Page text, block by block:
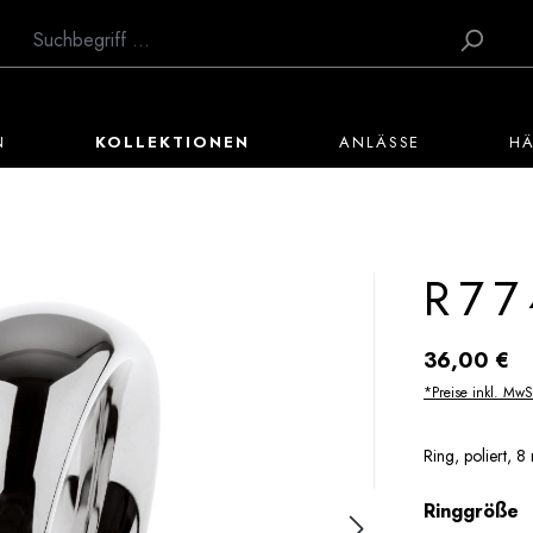
KOLLEKTIONEN ANLÄSSE
Regulärer Preis:
36,00 €
*Preise inkl.
Ring, poliert,
Ringgröße